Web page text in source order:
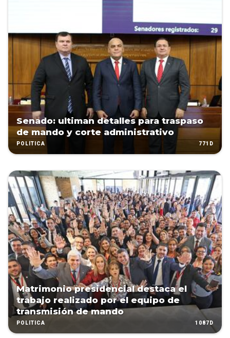
Senado: ultiman detalles para traspaso
de mando y corte administrativo
POLÍTICA 771D
Matrimonio presidencial destaca el
trabajo realizado por el equipo de
transmisión de mando
POLÍTICA 1087D